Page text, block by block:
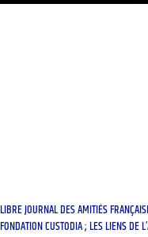
LIBRE JOURNAL DES AMITIÉS
FONDATION CUSTODIA ; LES LIENS DE